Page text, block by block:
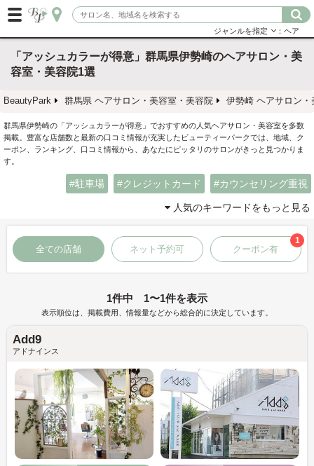
ジャンルを指定 ：ヘア
「アッシュカラーが得意」群馬県伊勢崎のヘアサロン・美
容室・美容院1選
BeautyPark 群馬県 ヘアサロン・美容室・美容院 伊勢崎 ヘアサロン・
群馬県伊勢崎の「アッシュカラーが得意」でおすすめの人気ヘアサロン・美容室を多数
掲載。豊富な店舗数と最新の口コミ情報が充実したビューティーパークでは、地域、ク
ーポン、ランキング、口コミ情報から、あなたにピッタリのサロンがきっと見つかりま
す。
駐車場 クレジットカード カウンセリング重視
人気のキーワードをもっと見る
全ての店舗 ネット予約可 クーポン有
1
1件中 1〜1件を表示
表示順位は、掲載費用、情報量などから総合的に決定しています。
Add9
アドナインス